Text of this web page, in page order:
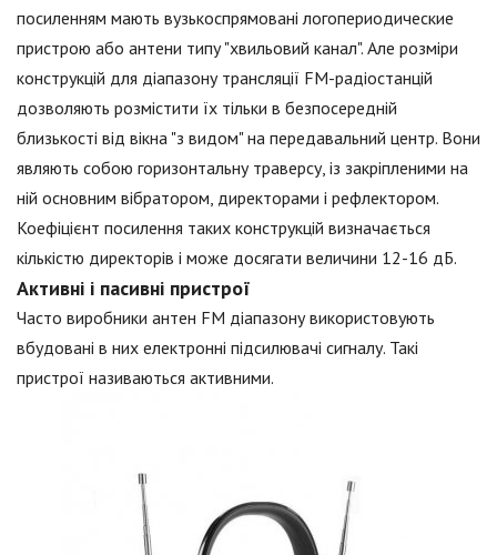
посиленням мають вузькоспрямовані логопериодические
пристрою або антени типу "хвильовий канал". Але розміри
конструкцій для діапазону трансляції FM-радіостанцій
дозволяють розмістити їх тільки в безпосередній
близькості від вікна "з видом" на передавальний центр. Вони
являють собою горизонтальну траверсу, із закріпленими на
ній основним вібратором, директорами і рефлектором.
Коефіцієнт посилення таких конструкцій визначається
кількістю директорів і може досягати величини 12-16 дБ.
Активні і пасивні пристрої
Часто виробники антен FM діапазону використовують
вбудовані в них електронні підсилювачі сигналу. Такі
пристрої називаються активними.